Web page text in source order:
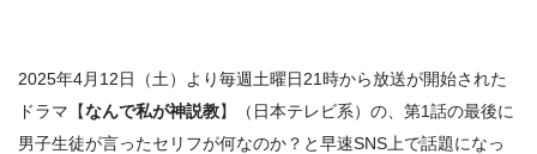
2025年4月12日（土）より毎週土曜日21時から放送が開始された
ドラマ【なんで私が神説教】（日本テレビ系）の、 第1話の最後に
男子生徒が言ったセリフが何なのか？ と早速SNS上で話題になっ